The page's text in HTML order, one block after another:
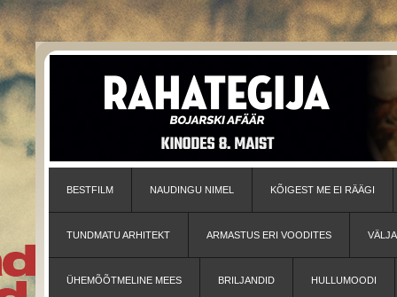
BESTFILM NAUDINGU NIMEL KÕIGEST ME EI RÄÄGI
TUNDMATU ARHITEKT ARMASTUS ERI VOODITES
ÜHEMÕÕTMELINE MEES BRILJANDID HULLUMOODI